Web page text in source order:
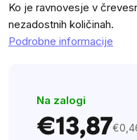
product
is
Ko je ravnovesje v
nezadostnih količinah.
Podrobne informacije
Na zalogi
€13,87Cena